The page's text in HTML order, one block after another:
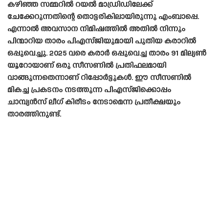
കഴിഞ്ഞ സമ്മറിൽ റയൽ മാഡ്രിഡിലേക്ക്
ചേക്കേറുന്നതിന്റെ തൊട്ടരികിലായിരുന്നു എംബാപ്പെ.
എന്നാൽ അവസാന നിമിഷത്തിൽ അതിൽ നിന്നും
പിന്മാറിയ താരം പിഎസ്‌ജിയുമായി പുതിയ കരാറിൽ
ഒപ്പുവെച്ചു. 2025 വരെ കരാർ ഒപ്പുവെച്ച താരം 91 മില്യൺ
യൂറോയാണ് ഒരു സീസണിൽ പ്രതിഫലമായി
വാങ്ങുന്നതെന്നാണ് റിപ്പോർട്ടുകൾ. ഈ സീസണിൽ
മികച്ച പ്രകടനം നടത്തുന്ന പിഎസ്‌ജിക്കൊപ്പം
ചാമ്പ്യൻസ് ലീഗ് കിരീടം നേടാമെന്ന പ്രതീക്ഷയും
താരത്തിനുണ്ട്.